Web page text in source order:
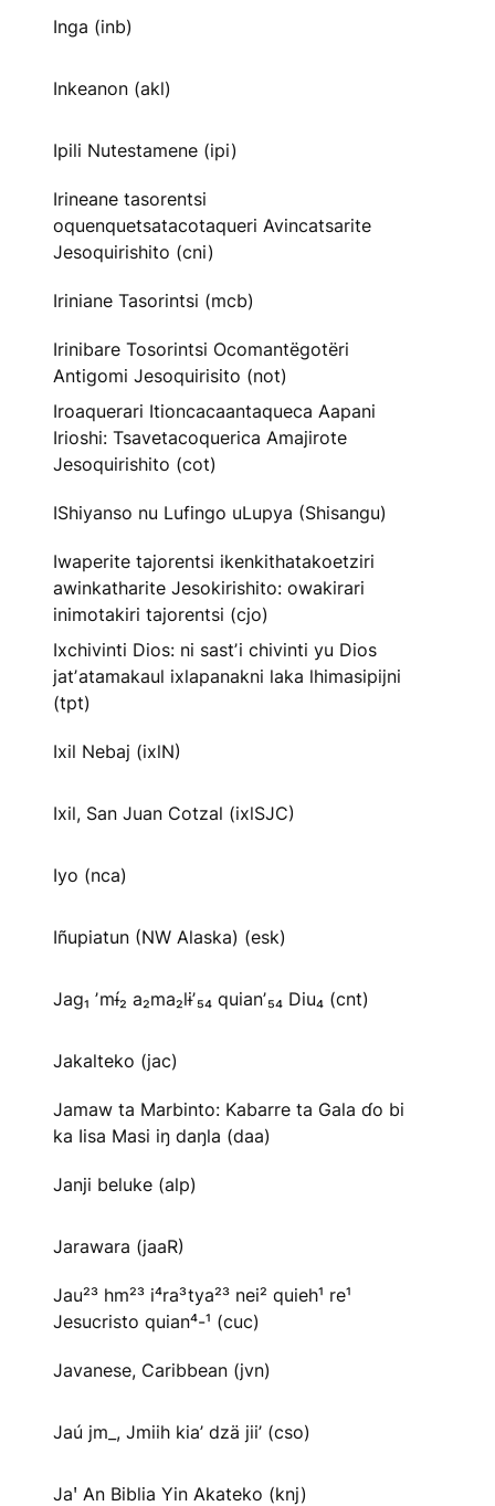
Inga (inb)
Inkeanon (akl)
Ipili Nutestamene (ipi)
Irineane tasorentsi
oquenquetsatacotaqueri Avincatsarite
Jesoquirishito (cni)
Iriniane Tasorintsi (mcb)
Irinibare Tosorintsi Ocomantëgotëri
Antigomi Jesoquirisito (not)
Iroaquerari Itioncacaantaqueca Aapani
Irioshi: Tsavetacoquerica Amajirote
Jesoquirishito (cot)
IShiyanso nu Lufingo uLupya (Shisangu)
Iwaperite tajorentsi ikenkithatakoetziri
awinkatharite Jesokirishito: owakirari
inimotakiri tajorentsi (cjo)
Ixchivinti Dios: ni sastʼi chivinti yu Dios
jatʼatamakaul ixlapanakni laka lhimasipijni
(tpt)
Ixil Nebaj (ixlN)
Ixil, San Juan Cotzal (ixlSJC)
Iyo (nca)
Iñupiatun (NW Alaska) (esk)
Jag₁ ʼmɨ́₂ a₂ma₂lɨʼ₅₄ quianʼ₅₄ Diu₄ (cnt)
Jakalteko (jac)
Jamaw ta Marbinto: Kabarre ta Gala ɗo bi
ka Iisa Masi iŋ daŋla (daa)
Janji beluke (alp)
Jarawara (jaaR)
Jau²³ hm²³ i⁴ra³tya²³ nei² quieh¹ re¹
Jesucristo quian⁴-¹ (cuc)
Javanese, Caribbean (jvn)
Jaú jm_, Jmiih kia’ dzä jii’ (cso)
Jaꞌ An Biblia Yin Akateko (knj)